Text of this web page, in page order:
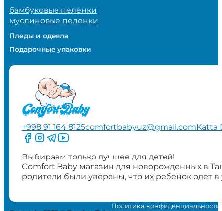
бамбуковые пеленки
муслиновые пеленки
Пледы и одеяла
Подарочные упаковки
+998 91 164 8125comfortbabyuz@gmail.comKatta
Следите за нами на Facebook
Следите за нами в Instagram
Следите за нами в Telegram
Следите за нами в YouTube
Выбираем только лучшее для детей!
Comfort Baby магазин для новорожденных в
родители были уверены, что их ребенок одет
Политика конфиденциальности